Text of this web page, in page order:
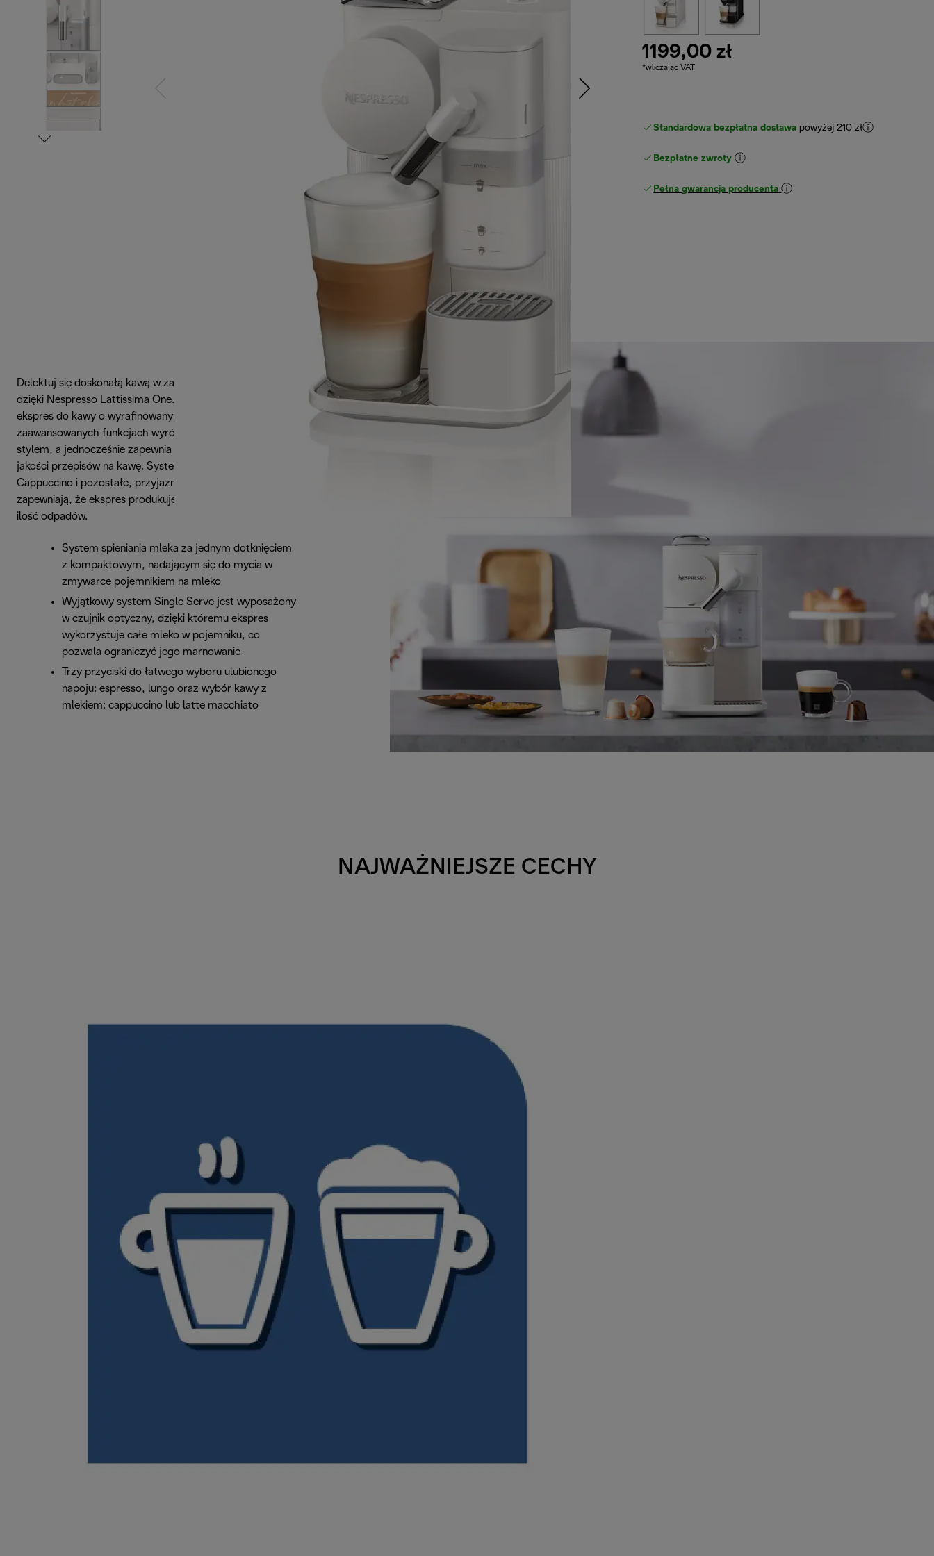
1199,00 zł
*wliczając VAT
Standardowa bezpłatna dostawa powyżej 210 zł
Bezpłatne zwroty
Pełna gwarancja producenta
Delektuj się doskonałą kawą w zaciszu własnego domu
dzięki Nespresso Lattissima One. Ten elegancki, biały
ekspres do kawy o wyrafinowanym designie i
zaawansowanych funkcjach wyróżnia się wyjątkowym
stylem, a jednocześnie zapewnia Ci szeroki wybór wysokiej
jakości przepisów na kawę. System Single Serve
Cappuccino i pozostałe, przyjazne dla środowiska funkcje
zapewniają, że ekspres produkuje możliwie najmniejszą
ilość odpadów.
System spieniania mleka za jednym dotknięciem
z kompaktowym, nadającym się do mycia w
zmywarce pojemnikiem na mleko
Wyjątkowy system Single Serve jest wyposażony
w czujnik optyczny, dzięki któremu ekspres
wykorzystuje całe mleko w pojemniku, co
pozwala ograniczyć jego marnowanie
Trzy przyciski do łatwego wyboru ulubionego
napoju: espresso, lungo oraz wybór kawy z
mlekiem: cappuccino lub latte macchiato
NAJWAŻNIEJSZE CECHY